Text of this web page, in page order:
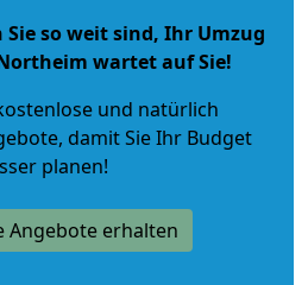
so weit sind, Ihr Umzug
wartet auf Sie!
und natürlich
, damit Sie Ihr Budget
planen!
Angebote erhalten